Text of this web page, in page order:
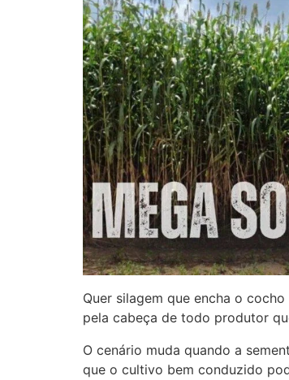
Quer silagem que encha o
pela cabeça de todo produtor
O cenário muda quando a
que o cultivo bem conduzido